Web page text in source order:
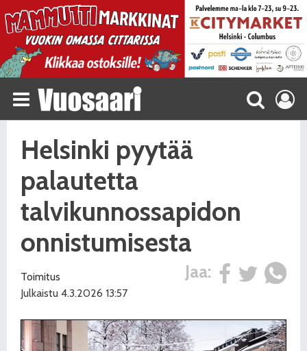
Helsinki pyytää
palautetta
talvikunnossapidon
onnistumisesta
Jaa:
Toimitus
Julkaistu 4.3.2026 13:57